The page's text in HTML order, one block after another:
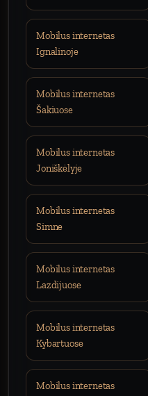
Mobilus internetas
Ignalinoje
Mobilus internetas
Šakiuose
Mobilus internetas
Joniškėlyje
Mobilus internetas
Simne
Mobilus internetas
Lazdijuose
Mobilus internetas
Kybartuose
Mobilus internetas